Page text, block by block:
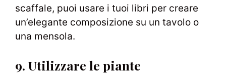
scaffale, puoi usare i tuoi libri per creare
un’elegante composizione su un tavolo o
una mensola.
9. Utilizzare le piante